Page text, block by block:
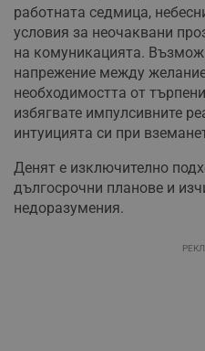
работната седмица,
условия за неочаквани
на комуникацията.
напрежение между
необходимостта от
избягвате импулсивните
интуицията си при
Денят е изключително
дългосрочни планове и
недоразумения.